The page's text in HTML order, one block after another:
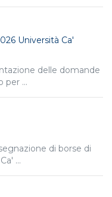
Università Ca'
delle domande
per ...
di borse di
...